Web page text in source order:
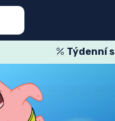
Týdenní